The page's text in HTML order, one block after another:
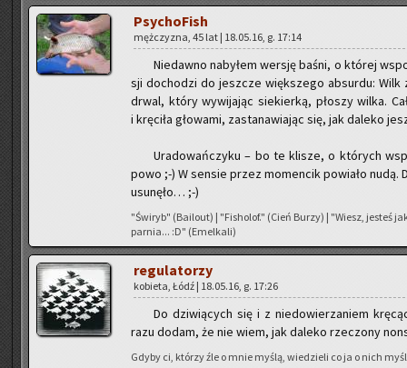
Psy­cho­Fish
męż­czy­zna, 45 lat | 18.05.16, g. 17:14
Nie­daw­no na­by­łem wer­sję baśni, o któ­rej
sji do­cho­dzi do jesz­cze więk­sze­go ab­sur­du:
drwal, który wy­wi­ja­jąc sie­kier­ką, pło­szy wilka.
i krę­ci­ła gło­wa­mi, za­sta­na­wia­jąc się, jak da­le­ko
Ura­do­wań­czy­ku – bo te kli­sze, o któ­rych
po­wo ;-) W sen­sie przez mo­men­cik po­wia­ło
usu­nę­ło… ;-)
"Świ­ryb" (Ba­ilo­ut) | "Fi­sho­lof." (Cień Burzy) | "Wiesz,
par­nia... :D" (Emel­ka­li)
re­gu­la­to­rzy
ko­bie­ta, Łódź | 18.05.16, g. 17:26
Do dzi­wią­cych się i z nie­do­wie­rza­niem
razu dodam, że nie wiem, jak da­le­ko rze­czo­ny
Gdyby ci, któ­rzy źle o mnie myślą, wie­dzie­li co ja o nich